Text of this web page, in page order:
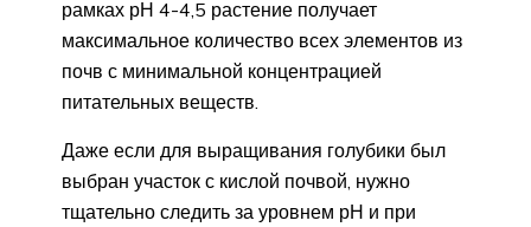
рамках рН 4-4,5 растение получает
максимальное количество всех элементов из
почв с минимальной концентрацией
питательных веществ.
Даже если для выращивания голубики был
выбран участок с кислой почвой, нужно
тщательно следить за уровнем рН и при